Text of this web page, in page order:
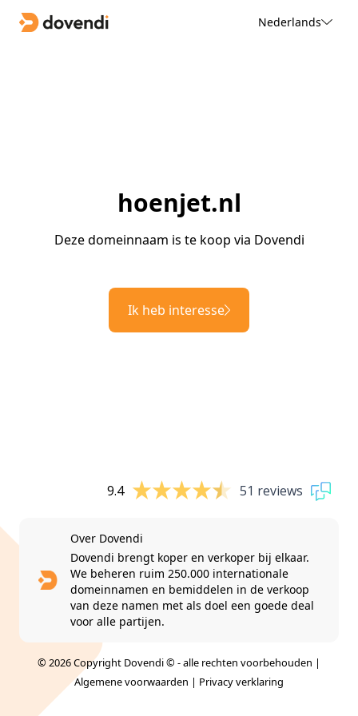
Nederlands
hoenjet.nl
Deze domeinnaam is te koop via Dovendi
Ik heb interesse
9.4 51 reviews
Over Dovendi
Dovendi brengt koper en verkoper bij elkaar.
We beheren ruim 250.000 internationale
domeinnamen en bemiddelen in de verkoop
van deze namen met als doel een goede deal
voor alle partijen.
© 2026 Copyright Dovendi © - alle rechten voorbehouden |
Algemene voorwaarden | Privacy verklaring